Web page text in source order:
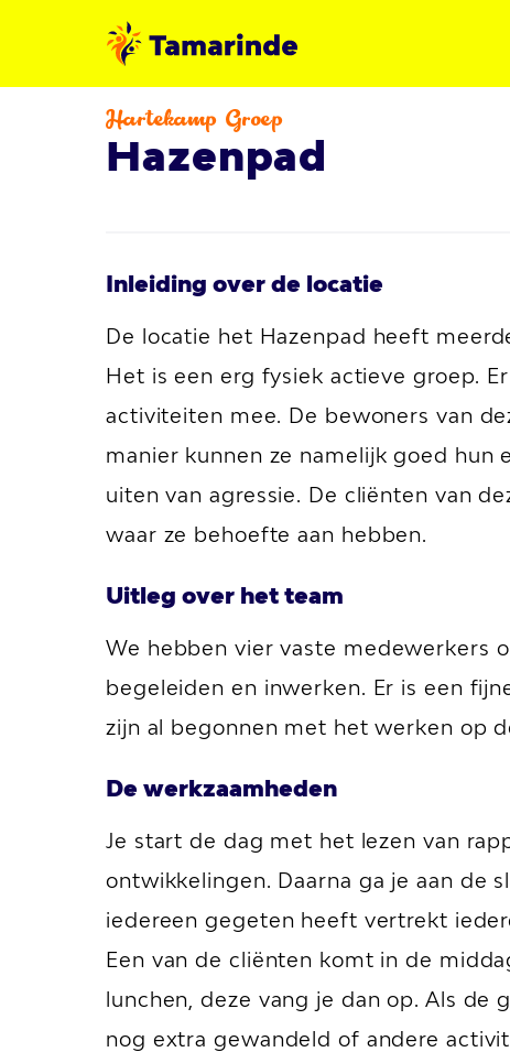
Hartekamp Groep
Hazenpad
Inleiding over de locatie
De locatie het Hazenpad heeft
Het is een erg fysiek actieve groep.
activiteiten mee. De bewoners van
manier kunnen ze namelijk goed
uiten van agressie. De cliënten van
waar ze behoefte aan hebben.
Uitleg over het team
We hebben vier vaste medewerkers
begeleiden en inwerken. Er is een
zijn al begonnen met het werken op
De werkzaamheden
Je start de dag met het lezen van
ontwikkelingen. Daarna ga je aan de
iedereen gegeten heeft vertrekt
Een van de cliënten komt in de
lunchen, deze vang je dan op. Als
nog extra gewandeld of andere